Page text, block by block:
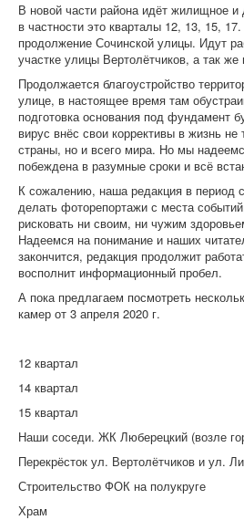
В новой части района идёт жилищное и
в частности это кварталы 12, 13, 15,
продолжение Сочинской улицы. Идут
участке улицы Вертолётчиков, а так же
Продолжается благоустройство
улице, в настоящее время там
подготовка основания под фундамент
вирус внёс свои коррективы в жизнь не
страны, но и всего мира. Но мы
побеждена в разумные сроки и всё
К сожалению, наша редакция в период
делать фоторепортажи с места
рисковать ни своим, ни чужим
Надеемся на понимание и наших
закончится, редакция продолжит
восполнит информационный пробел.
А пока предлагаем посмотреть
камер от 3 апреля 2020 г.
12 квартал
14 квартал
15 квартал
Наши соседи. ЖК Люберецкий (возле
Перекрёсток ул. Вертолётчиков и ул.
Строительство ФОК на полукруге
Храм